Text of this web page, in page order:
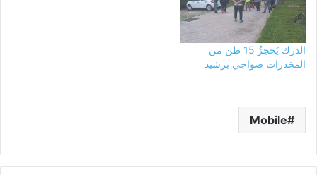
الدرك يَحجزُ 15 طن من
المخدرات ضواحي برشيد
Mobile